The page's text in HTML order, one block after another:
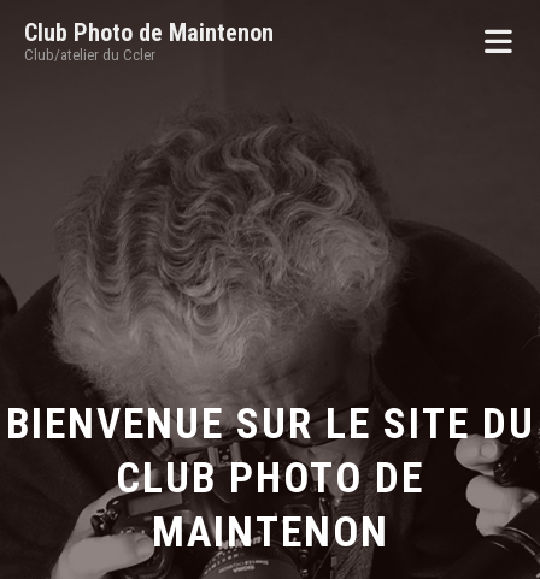
Club Photo de Maintenon
Club/atelier du Ccler
BIENVENUE SUR LE SITE DU
CLUB PHOTO DE
MAINTENON